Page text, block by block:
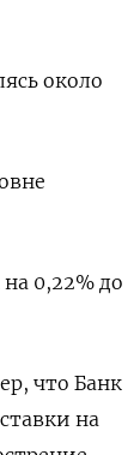
около
0,22% до
что Банк
на